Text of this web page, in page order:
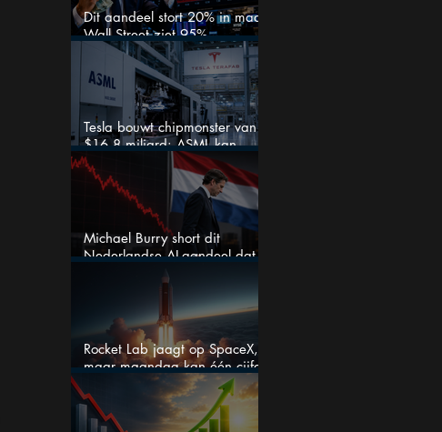
Dit aandeel stort 20% in maar
Wall Street ziet 95%
koerspotentieel
Tesla bouwt chipmonster van
$16,8 miljard: ASML kan
grote winnaar worden
Michael Burry short dit
Nederlandse AI-aandeel dat
maar liefst 684% groeit
Rocket Lab jaagt op SpaceX,
maar maandag kan één cijfer
de droom doorprikken?